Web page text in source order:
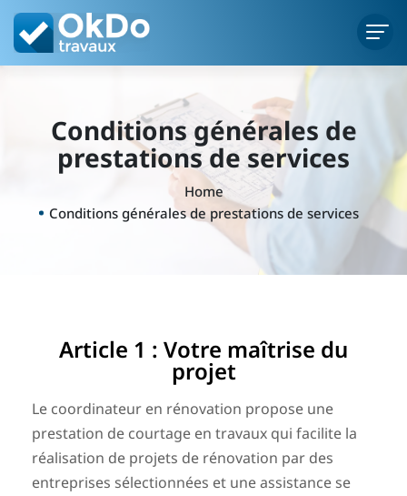
Conditions générales de
prestations de services
Home
Conditions générales de prestations de services
Article 1 : Votre maîtrise du
projet
Le coordinateur en rénovation propose une
prestation de courtage en travaux qui facilite la
réalisation de projets de rénovation par des
entreprises sélectionnées et une assistance se